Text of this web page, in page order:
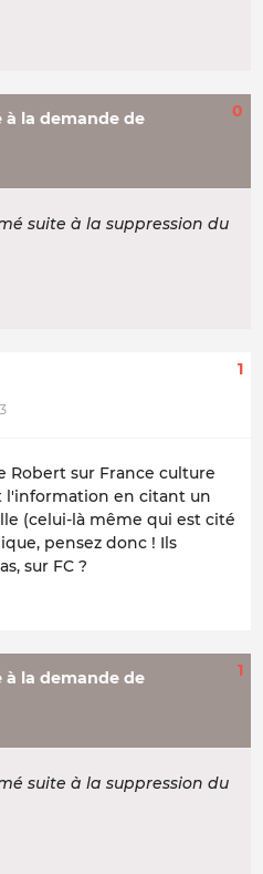
la demande de
0
suite à la suppression du
1
Robert sur France culture
en citant un
(celui-là même qui est cité
pensez donc ! Ils
sur FC ?
la demande de
1
suite à la suppression du